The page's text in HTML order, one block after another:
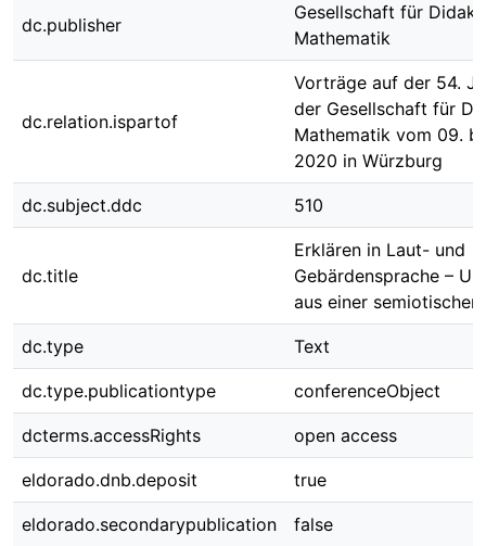
dc.publisher
Gesellschaft für
Mathematik
dc.relation.ispartof
Vorträge auf der 54.
der Gesellschaft für
Mathematik vom 09.
2020 in Würzburg
dc.subject.ddc 510
dc.title
Erklären in Laut- und
Gebärdensprache –
aus einer
dc.type Text
dc.type.publicationtype conferenceObject
dcterms.accessRights open access
eldorado.dnb.deposit true
eldorado.secondarypublication false